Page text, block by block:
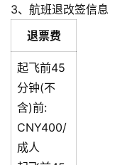
3、航班退改签信息
退票费
起飞前45
分钟(不
含)前:
CNY400/
成人